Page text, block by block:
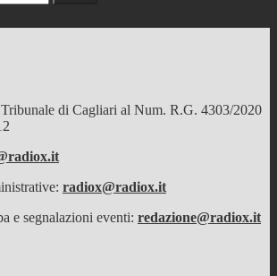
di Cagliari al Num. R.G. 4303/2020
radiox@radiox.it
e segnalazioni eventi: redazione@radiox.it